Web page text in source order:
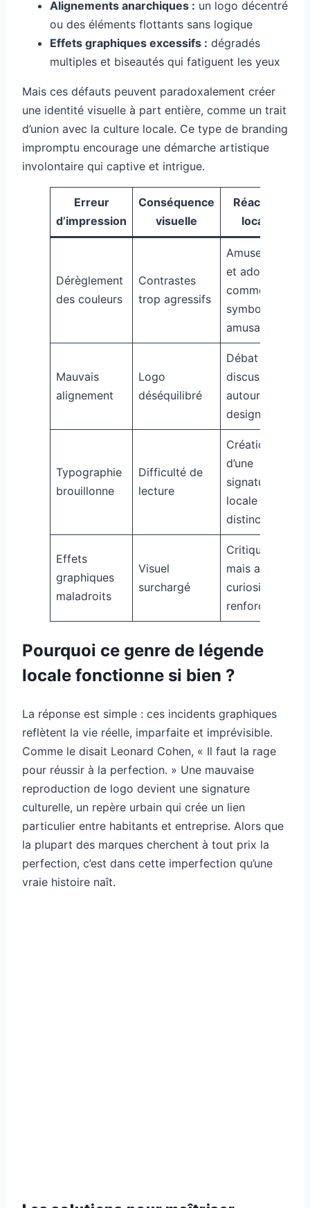
Alignements anarchiques : un logo décentré
ou des éléments flottants sans logique
Effets graphiques excessifs : dégradés
multiples et biseautés qui fatiguent les yeux
Mais ces défauts peuvent paradoxalement créer
une identité visuelle à part entière, comme un trait
d’union avec la culture locale. Ce type de branding
impromptu encourage une démarche artistique
involontaire qui captive et intrigue.
Erreur
d’impression
Conséquence
visuelle
Réaction
locale
Dérèglement
des couleurs
Contrastes
trop agressifs
Amusement
et adoption
comme
symbole
amusant
Mauvais
alignement
Logo
déséquilibré
Débat et
discussion
autour du
design
Typographie
brouillonne
Difficulté de
lecture
Création
d’une
signature
locale
distinctive
Effets
graphiques
maladroits
Visuel
surchargé
Critique
mais aussi
curiosité
renforcée
Pourquoi ce genre de légende
locale fonctionne si bien ?
La réponse est simple : ces incidents graphiques
reflètent la vie réelle, imparfaite et imprévisible.
Comme le disait Leonard Cohen, « Il faut la rage
pour réussir à la perfection. » Une mauvaise
reproduction de logo devient une signature
culturelle, un repère urbain qui crée un lien
particulier entre habitants et entreprise. Alors que
la plupart des marques cherchent à tout prix la
perfection, c’est dans cette imperfection qu’une
vraie histoire naît.